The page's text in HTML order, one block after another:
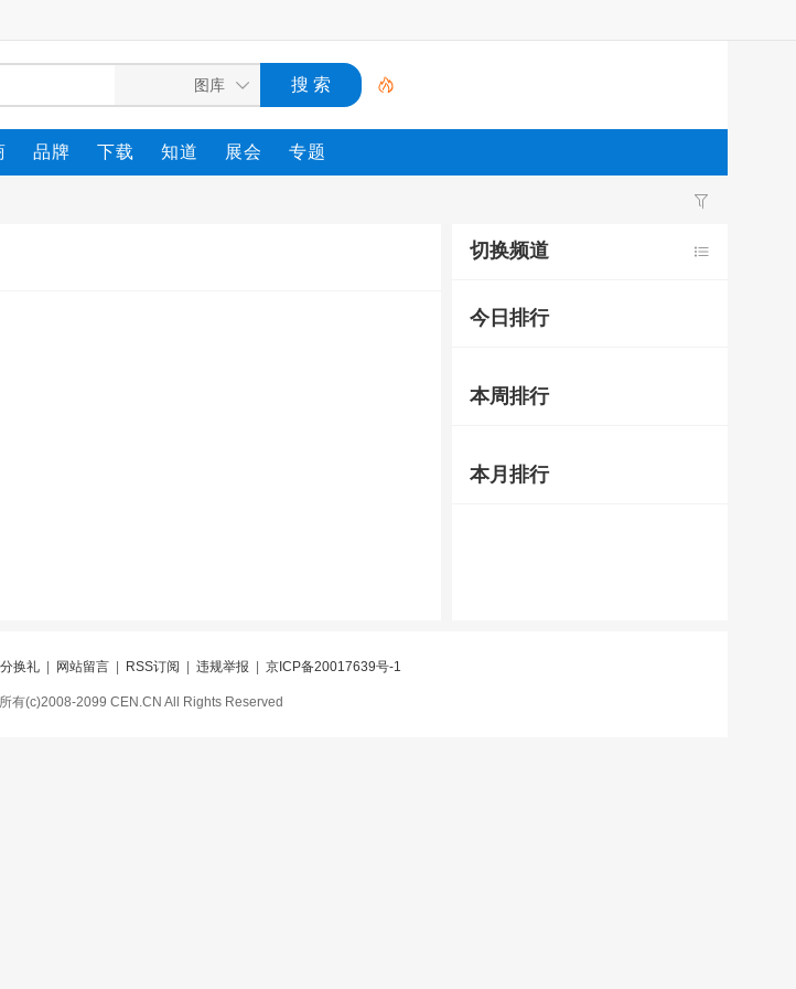
品牌 下载 知道 展会 专题
切换频道
今日排行
本周排行
本月排行
换礼 网站留言 RSS订阅 违规举报 京ICP备20017639号-1
有(c)2008-2099 CEN.CN All Rights Reserved